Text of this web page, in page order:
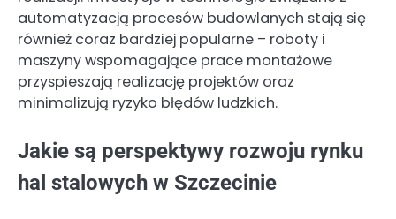
automatyzacją procesów budowlanych stają się
również coraz bardziej popularne – roboty i
maszyny wspomagające prace montażowe
przyspieszają realizację projektów oraz
minimalizują ryzyko błędów ludzkich.
Jakie są perspektywy rozwoju rynku
hal stalowych w Szczecinie